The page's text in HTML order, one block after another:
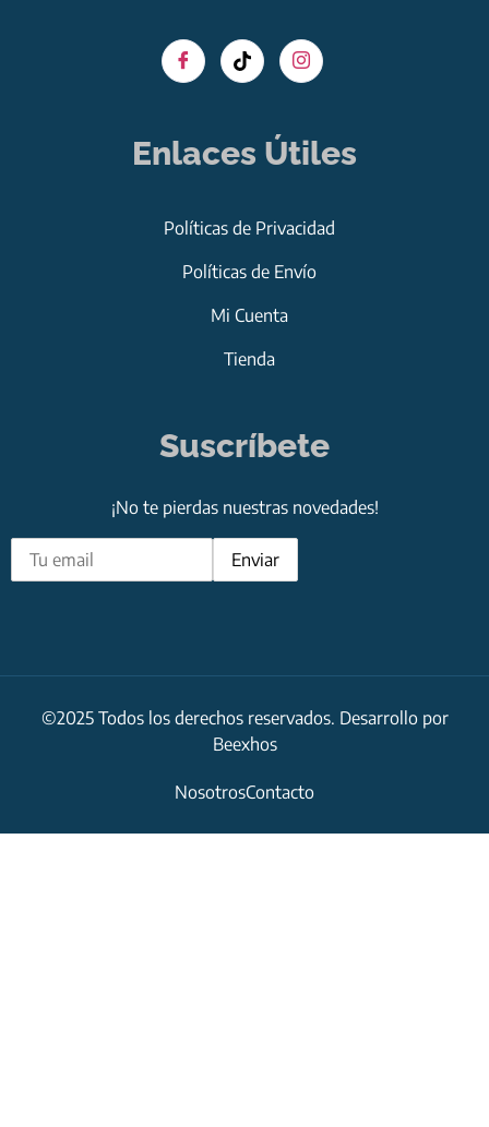
Enlaces Útiles
Políticas de Privacidad
Políticas de Envío
Mi Cuenta
Tienda
Suscríbete
¡No te pierdas nuestras novedades!
©2025 Todos los derechos reservados. Desarrollo por
Beexhos
NosotrosContacto